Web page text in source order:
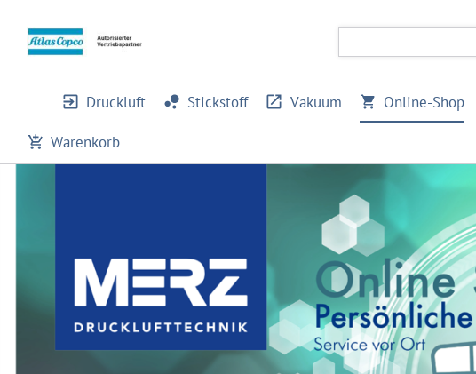
Druckluft Stickstoff Vakuum Online-Shop
Warenkorb